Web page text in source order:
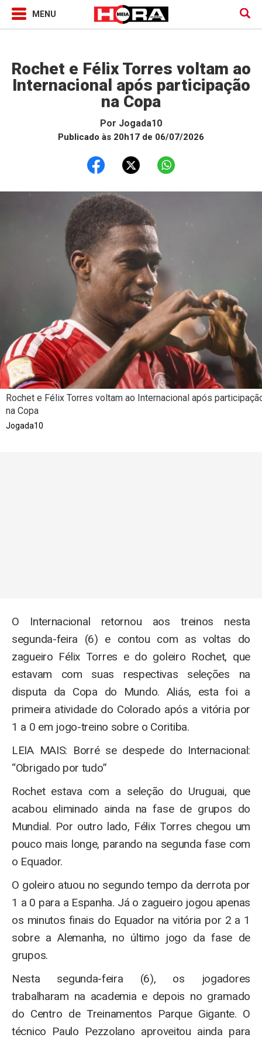
Rochet e Félix Torres voltam ao
Internacional após participação
na Copa
Por Jogada10
Publicado às 20h17 de 06/07/2026
Rochet e Félix Torres voltam ao Internacional após
na Copa
Jogada10
O Internacional retornou aos treinos nesta
segunda-feira (6) e contou com as voltas do
zagueiro Félix Torres e do goleiro Rochet, que
estavam com suas respectivas seleções na
disputa da Copa do Mundo. Aliás, esta foi a
primeira atividade do Colorado após a vitória por
1 a 0 em jogo-treino sobre o Coritiba.
LEIA MAIS: Borré se despede do Internacional:
“Obrigado por tudo”
Rochet estava com a seleção do Uruguai, que
acabou eliminado ainda na fase de grupos do
Mundial. Por outro lado, Félix Torres chegou um
pouco mais longe, parando na segunda fase com
o Equador.
O goleiro atuou no segundo tempo da derrota por
1 a 0 para a Espanha. Já o zagueiro jogou apenas
os minutos finais do Equador na vitória por 2 a 1
sobre a Alemanha, no último jogo da fase de
grupos.
Nesta segunda-feira (6), os jogadores
trabalharam na academia e depois no gramado
do Centro de Treinamentos Parque Gigante. O
técnico Paulo Pezzolano aproveitou ainda para